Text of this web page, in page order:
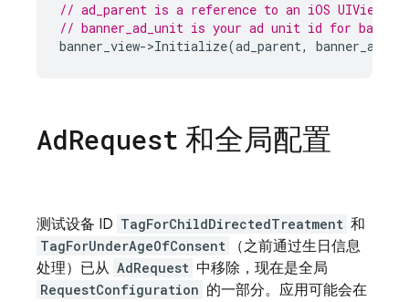
// ad_parent is a reference to an iOS UIView
// banner_ad_unit is your ad unit id for banner
banner_view->Initialize(ad_parent,
AdRequest 和全局配置
测试设备 ID TagForChildDirectedTreatment 和
TagForUnderAgeOfConsent
（之前通过生日信息
处理）已从 AdRequest 中移除，现在是全局
RequestConfiguration 的一部分。应用可能会在